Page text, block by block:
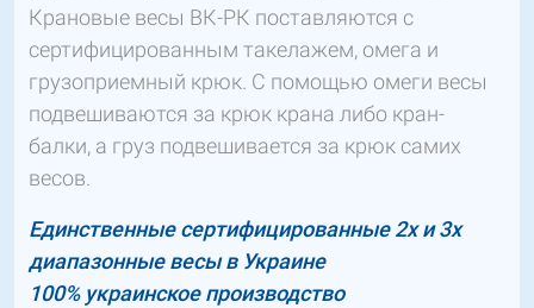
Крановые весы ВК-РК поставляются с
сертифицированным такелажем, омега и
грузоприемный крюк. С помощью омеги весы
подвешиваются за крюк крана либо кран-
балки, а груз подвешивается за крюк самих
весов.
Единственные сертифицированные 2х и 3х
диапазонные весы в Украине
100% украинское производство